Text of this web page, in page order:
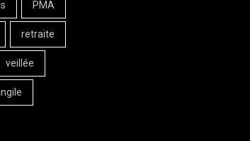
PMA
retraite
veillée